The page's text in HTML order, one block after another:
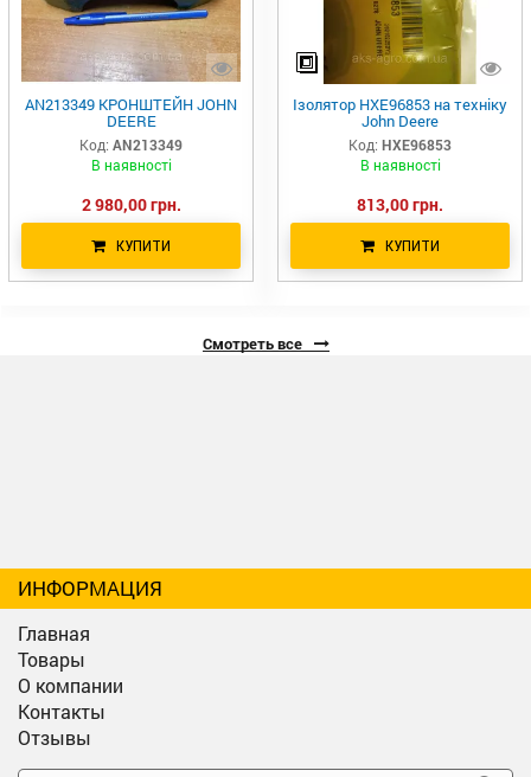
AN213349 КРОНШТЕЙН JOHN
DEERE
Код: AN213349
В наявності
2 980,00 грн.
КУПИТИ
Ізолятор HXE96853 на техніку
John Deere
Код: HXE96853
В наявності
813,00 грн.
КУПИТИ
Смотреть все
ИНФОРМАЦИЯ
Главная
Товары
О компании
Контакты
Отзывы